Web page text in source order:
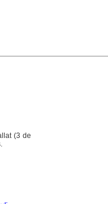
(3 de